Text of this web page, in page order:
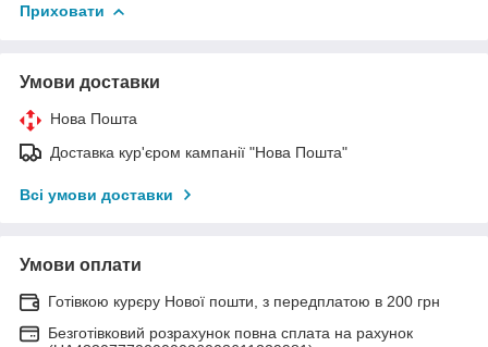
Приховати
Умови доставки
Нова Пошта
Доставка кур'єром кампанії "Нова Пошта"
Всі умови доставки
Умови оплати
Готівкою курєру Нової пошти, з передплатою в 200 грн
Безготівковий розрахунок повна сплата на рахунок